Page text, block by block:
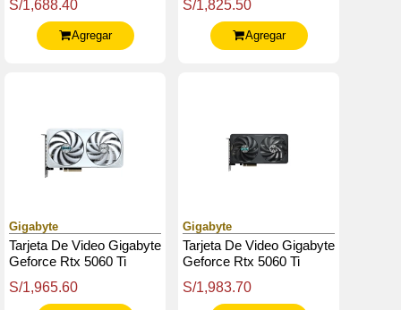
Gddr7, Pcie Gen 5.0
S/1,688.40
Agregar
Gen 5.0
S/1,825.50
Agregar
Gigabyte
Tarjeta De Video Gigabyte
Geforce Rtx 5060 Ti
Gddr7, Pcie Gen 5.0
S/1,965.60
Gigabyte
Tarjeta De Video Gigabyte
Geforce Rtx 5060 Ti
Gddr7, Pcie Gen 5.0
S/1,983.70